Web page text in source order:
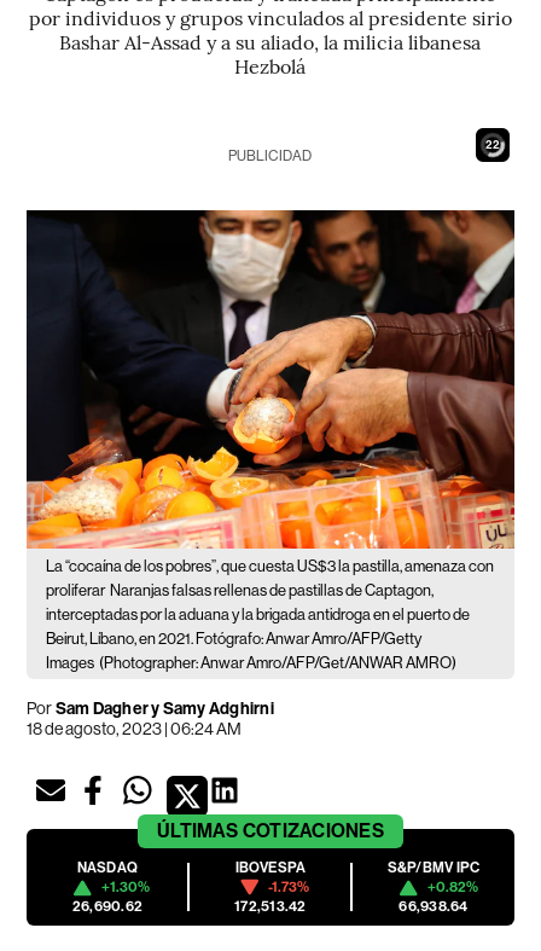
por individuos y grupos vinculados al presidente sirio
Bashar Al-Assad y a su aliado, la milicia libanesa
Hezbolá
21
PUBLICIDAD
La “cocaína de los pobres”, que cuesta US$3 la pastilla, amenaza con
proliferar Naranjas falsas rellenas de pastillas de Captagon,
interceptadas por la aduana y la brigada antidroga en el puerto de
Beirut, Líbano, en 2021. Fotógrafo: Anwar Amro/AFP/Getty
Images (Photographer: Anwar Amro/AFP/Get/ANWAR AMRO)
PorSam Dagher y Samy Adghirni
18 de agosto, 2023 | 06:24 AM
ÚLTIMAS COTIZACIONES
NASDAQ
+1.30%
26,690.62
IBOVESPA
-1.73%
172,513.42
S&P/BMV IPC
+0.82%
66,938.64